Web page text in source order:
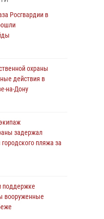
области
в честь небесного
и Крещения
Росгвардии в
задержал
пляжа за
охраны
действия в
Росгвардии в
охраны
действия в
на-Дону
задержал
городского пляжа за
поддержке
вооруженные